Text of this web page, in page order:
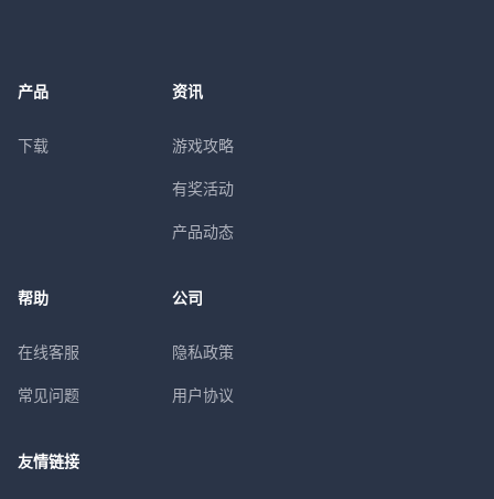
产品
下载
资讯
游戏攻略
有奖活动
产品动态
帮助
在线客服
常见问题
公司
隐私政策
用户协议
友情链接